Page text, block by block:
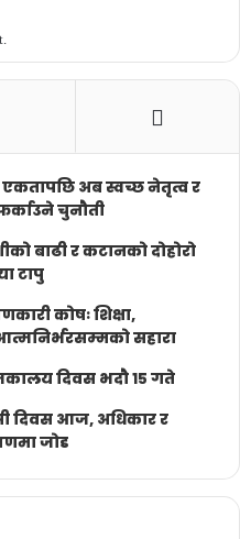
अब स्वच्छ नेतृत्व र
चुनौती
बाढी र कटानको दोहोरो
टापु
कोषः शिक्षा,
सहारा
दिवस भदौ १५ गते
दिवस आज, अधिकार र
जोड